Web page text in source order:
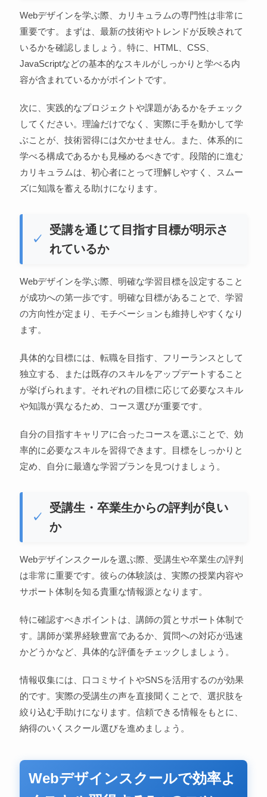
Webデザインを学ぶ際、カリキュラムの専門性は非常に
重要です。まずは、最新の技術やトレンドが反映されて
いるかを確認しましょう。特に、HTML、CSS、
JavaScriptなどの基本的なスキルがしっかりと学べる内
容が含まれているかがポイントです。
次に、実践的なプロジェクトや課題があるかをチェック
してください。理論だけでなく、実際に手を動かして学
ぶことが、技術習得には欠かせません。また、体系的に
学べる構成であるかも見極めるべきです。段階的に進む
カリキュラムは、初心者にとって理解しやすく、スムー
ズに知識を蓄える助けになります。
受講を通じて目指す目標が明示さ
れているか
Webデザインを学ぶ際、明確な学習目標を設定すること
が成功への第一歩です。明確な目標があることで、学習
の方向性が定まり、モチベーションも維持しやすくなり
ます。
具体的な目標には、転職を目指す、フリーランスとして
独立する、または既存のスキルをアップデートすること
が挙げられます。それぞれの目標に応じて必要なスキル
や知識が異なるため、コース選びが重要です。
自分の目指すキャリアに合ったコースを選ぶことで、効
率的に必要なスキルを習得できます。目標をしっかりと
定め、自分に最適な学習プランを見つけましょう。
受講生・卒業生からの評判が良い
か
Webデザインスクールを選ぶ際、受講生や卒業生の評判
は非常に重要です。彼らの体験談は、実際の授業内容や
サポート体制を知る貴重な情報源となります。
特に確認すべきポイントは、講師の質とサポート体制で
す。講師が業界経験豊富であるか、質問への対応が迅速
かどうかなど、具体的な評価をチェックしましょう。
情報収集には、口コミサイトやSNSを活用するのが効果
的です。実際の受講生の声を直接聞くことで、選択肢を
絞り込む手助けになります。信頼できる情報をもとに、
納得のいくスクール選びを進めましょう。
Webデザインスクールで効率よ